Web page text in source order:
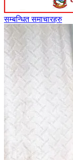
सम्बन्धित समाचारहरु